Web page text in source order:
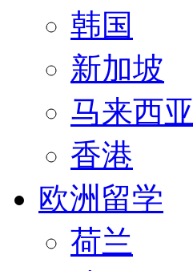
韩国
新加坡
马来西亚
香港
欧洲留学
荷兰